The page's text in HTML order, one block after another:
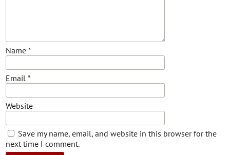
Name *
Email *
Website
Save my name, email, and website in this browser for the
next time I comment.